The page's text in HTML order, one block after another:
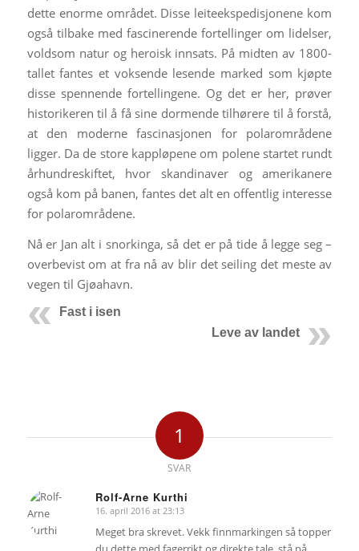
dette enorme området. Disse leiteekspedisjonene kom
også tilbake med fascinerende fortellinger om lidelser,
voldsom natur og heroisk innsats. På midten av 1800-
tallet fantes et voksende lesende marked som kjøpte
disse spennende fortellingene. Og det er her, prøver
historikeren til å få sine dormende tilhørere til å forstå,
at den moderne fascinasjonen for polarområdene
ligger. Da de store kappløpene om polene startet rundt
århundreskiftet, hvor skandinaver og amerikanere
også kom på banen, fantes det alt en offentlig interesse
for polarområdene.
Nå er Jan alt i snorkinga, så det er på tide å legge seg –
overbevist om at fra nå av blir det seiling det meste av
vegen til Gjøahavn.
Fast i isen
Leve av landet
1
SVAR
Rolf-Arne Kurthi
says:
16. april 2016 at 23:13
Meget bra skrevet. Vekk finnmarkingen så topper